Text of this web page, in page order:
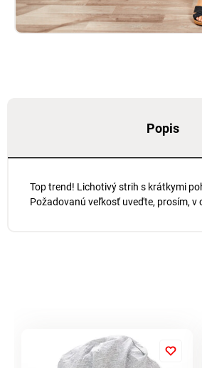
Popis
Top trend! Lichotivý strih s krátkymi
Požadovanú veľkosť uveďte, prosím, v